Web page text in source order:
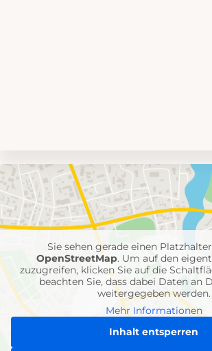
Umgebungskarte
mit
Feuerwehr-
Einheiten
Sie sehen gerade einen
OpenStreetMap. Um auf den
zuzugreifen, klicken Sie auf die
beachten Sie, dass dabei Daten an
weitergegeben werden.
Mehr Informationen
Inhalt entsperren